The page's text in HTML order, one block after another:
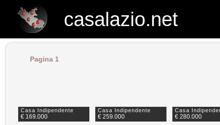
casalazio.net
Pagina 1
Casa Indipendente
€ 169.000
Casa Indipendente
€ 259.000
Casa
€ 280.000
casalazio.net